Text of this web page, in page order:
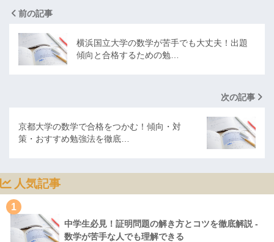
前の記事
横浜国立大学の数学が苦手でも大丈夫！出題
傾向と合格するための勉…
次の記事
京都大学の数学で合格をつかむ！傾向・対
策・おすすめ勉強法を徹底…
人気記事
1
中学生必見！証明問題の解き方とコツを徹底解説 -
数学が苦手な人でも理解できる